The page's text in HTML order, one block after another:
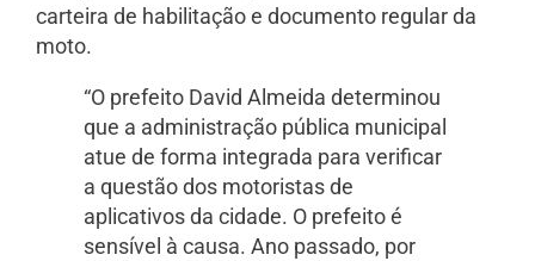
carteira de habilitação e documento regular da
moto.
“O prefeito David Almeida determinou
que a administração pública municipal
atue de forma integrada para verificar
a questão dos motoristas de
aplicativos da cidade. O prefeito é
sensível à causa. Ano passado, por